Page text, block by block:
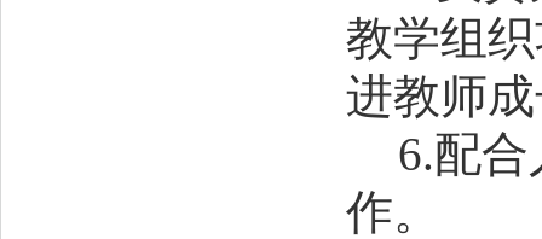
教学组
进教师
6.配
作。